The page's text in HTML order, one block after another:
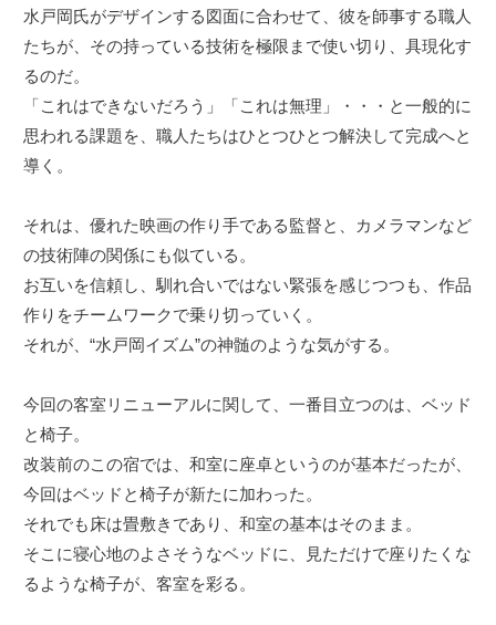
水戸岡氏がデザインする図面に合わせて、彼を師事する職人
たちが、その持っている技術を極限まで使い切り、具現化す
るのだ。
「これはできないだろう」「これは無理」・・・と一般的に
思われる課題を、職人たちはひとつひとつ解決して完成へと
導く。
それは、優れた映画の作り手である監督と、カメラマンなど
の技術陣の関係にも似ている。
お互いを信頼し、馴れ合いではない緊張を感じつつも、作品
作りをチームワークで乗り切っていく。
それが、“水戸岡イズム”の神髄のような気がする。
今回の客室リニューアルに関して、一番目立つのは、ベッド
と椅子。
改装前のこの宿では、和室に座卓というのが基本だったが、
今回はベッドと椅子が新たに加わった。
それでも床は畳敷きであり、和室の基本はそのまま。
そこに寝心地のよさそうなベッドに、見ただけで座りたくな
るような椅子が、客室を彩る。